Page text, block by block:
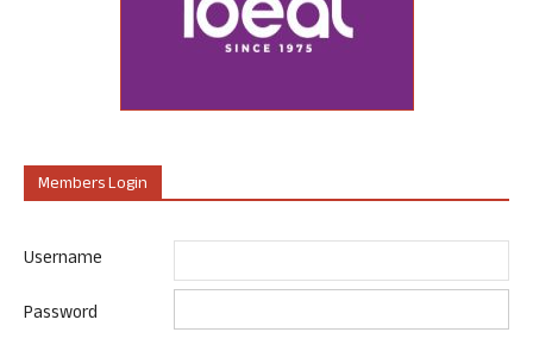
Members Login
Username
Password